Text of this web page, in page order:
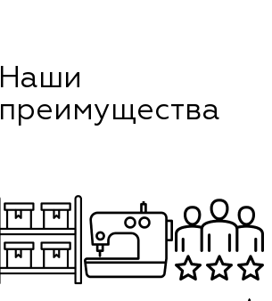
Наши
преимущества